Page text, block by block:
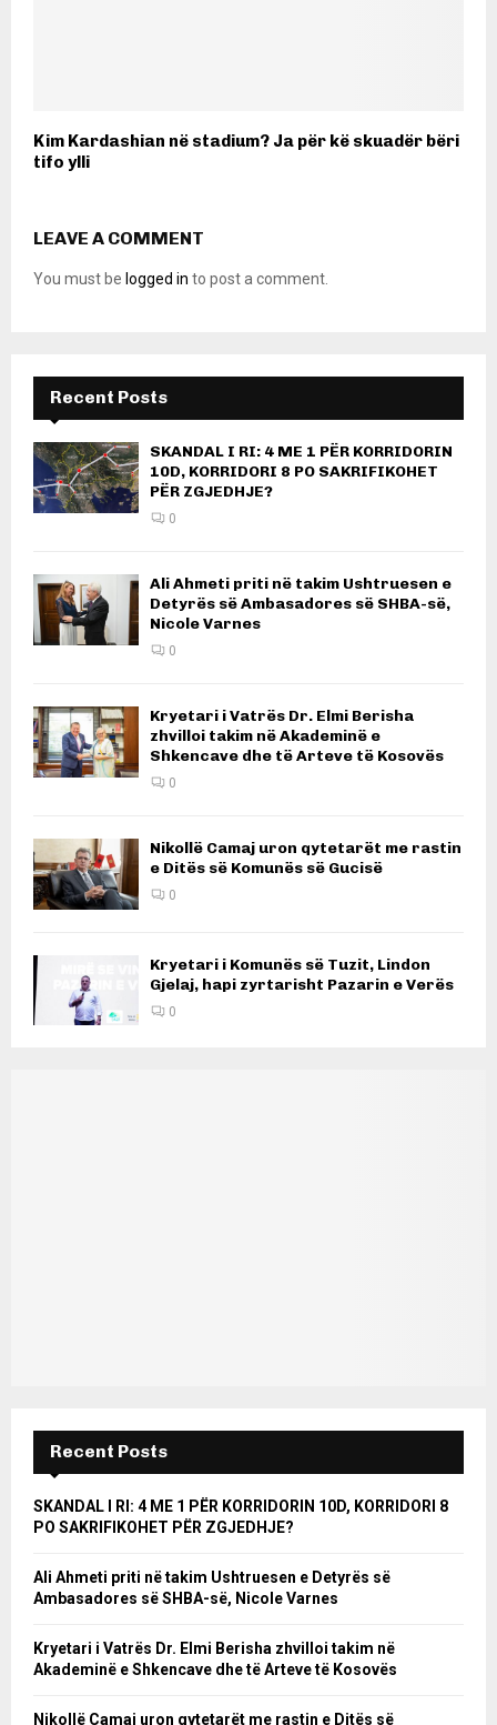
Kim Kardashian në stadium? Ja për kë skuadër bëri
tifo ylli
LEAVE A COMMENT
You must be logged in to post a comment.
Recent Posts
SKANDAL I RI: 4 ME 1 PËR KORRIDORIN
10D, KORRIDORI 8 PO SAKRIFIKOHET
PËR ZGJEDHJE?
0
Ali Ahmeti priti në takim Ushtruesen e
Detyrës së Ambasadores së SHBA-së,
Nicole Varnes
0
Kryetari i Vatrës Dr. Elmi Berisha
zhvilloi takim në Akademinë e
Shkencave dhe të Arteve të Kosovës
0
Nikollë Camaj uron qytetarët me rastin
e Ditës së Komunës së Gucisë
0
Kryetari i Komunës së Tuzit, Lindon
Gjelaj, hapi zyrtarisht Pazarin e Verës
0
Recent Posts
SKANDAL I RI: 4 ME 1 PËR KORRIDORIN 10D, KORRIDORI 8
PO SAKRIFIKOHET PËR ZGJEDHJE?
Ali Ahmeti priti në takim Ushtruesen e Detyrës së
Ambasadores së SHBA-së, Nicole Varnes
Kryetari i Vatrës Dr. Elmi Berisha zhvilloi takim në
Akademinë e Shkencave dhe të Arteve të Kosovës
Nikollë Camaj uron qytetarët me rastin e Ditës së